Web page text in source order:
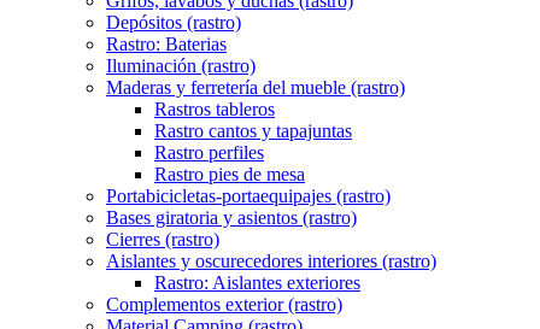
Depósitos (rastro)
Rastro: Baterias
Iluminación (rastro)
Maderas y ferretería del mueble (rastro)
Rastros tableros
Rastro cantos y tapajuntas
Rastro perfiles
Rastro pies de mesa
Portabicicletas-portaequipajes (rastro)
Bases giratoria y asientos (rastro)
Cierres (rastro)
Aislantes y oscurecedores interiores (rastro)
Rastro: Aislantes exteriores
Complementos exterior (rastro)